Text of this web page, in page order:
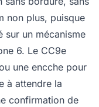
non plus, puisque
sur un mécanisme
6. Le CC9e
une encche pour
à attendre la
confirmation de